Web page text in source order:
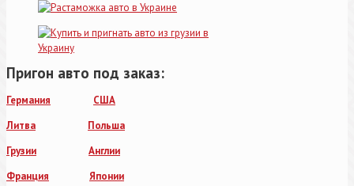
Пригон авто под заказ:
Германия
США
Литва
Польша
Грузии
Англии
Франция
Японии